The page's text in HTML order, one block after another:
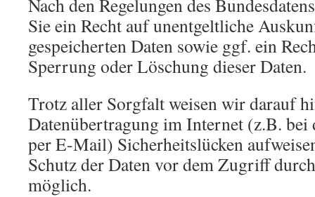
Nach den Regelungen des
Sie ein Recht auf unentgeltliche
gespeicherten Daten sowie ggf. ein
Sperrung oder Löschung dieser Daten.
Trotz aller Sorgfalt weisen wir darauf
Datenübertragung im Internet (z.B.
per E-Mail) Sicherheitslücken
Schutz der Daten vor dem Zugriff
möglich.